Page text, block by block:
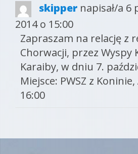
skipper napisał/a 6
2014 o 15:00
Zapraszam na relację z
Chorwacji, przez Wyspy
Karaiby, w dniu 7.
Miejsce: PWSZ z
16:00